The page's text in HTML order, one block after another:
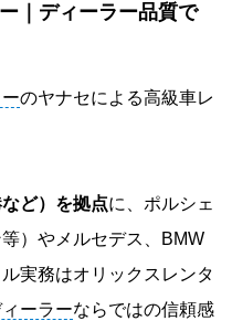
｜ディーラー品質で
のヤナセによる高級車レ
ど）を拠点に、ポルシェ
）やメルセデス、BMW
実務はオリックスレンタ
ーラーならではの信頼感